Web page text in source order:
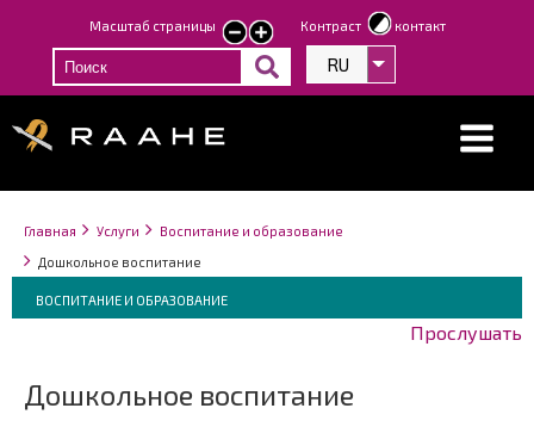
Перейти
к
основному
Масштаб страницы
smallerlarger
text
Контраст контакт
RU Список
Строка
навигации
You
are
Главная Услуги
Воспитание и образование
Дошкольное воспитание
Breadcrumbs
You
are
ВОСПИТАНИЕ И ОБРАЗОВАНИЕ
Прослушать
Дошкольное воспитание